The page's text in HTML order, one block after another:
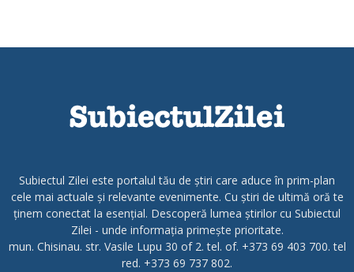
Subiectul Zilei este portalul tău de știri care aduce în prim-plan
cele mai actuale și relevante evenimente. Cu știri de ultimă oră te
ținem conectat la esențial. Descoperă lumea știrilor cu Subiectul
Zilei - unde informația primește prioritate.
mun. Chisinau. str. Vasile Lupu 30 of 2. tel. of. +373 69 403 700. tel
red. +373 69 737 802.